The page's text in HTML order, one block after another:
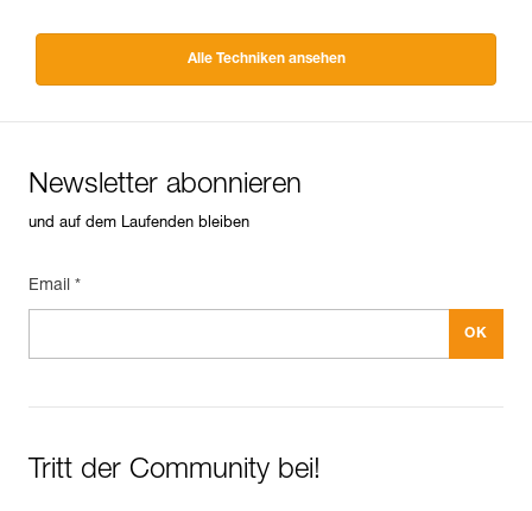
Alle Techniken ansehen
Newsletter abonnieren
und auf dem Laufenden bleiben
Email *
Tritt der Community bei!